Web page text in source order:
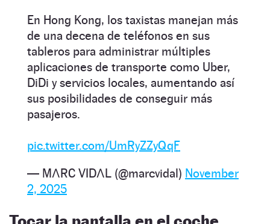
En Hong Kong, los taxistas manejan más
de una decena de teléfonos en sus
tableros para administrar múltiples
aplicaciones de transporte como Uber,
DiDi y servicios locales, aumentando así
sus posibilidades de conseguir más
pasajeros.
pic.twitter.com/UmRyZZyQqF
— MΛRC VIDΛL (@marcvidal) November
2, 2025